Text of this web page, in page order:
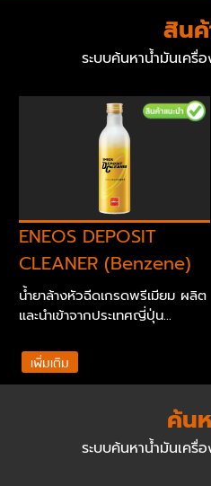
สินค้
ระบบค้นหาน้ำมันเครื่
ENEOS DEPOSIT
CLEANER (Benzene)
น้ำยาล้างหัวฉีดเกรดพรีเมียม ผลิต
และนำเข้าจากประเทศญี่ปุ่น...
เพิ่มเติม
ค้น
ระบบค้นหาน้ำมันเครื่